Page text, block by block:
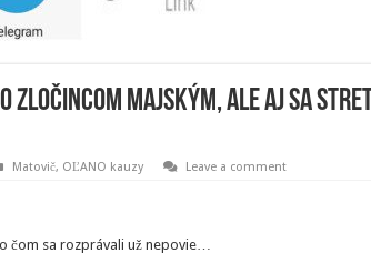
zločincom Majským, ale aj sa
Matovič, OĽANO kauzy Leave a comment
čom sa rozprávali už nepovie…